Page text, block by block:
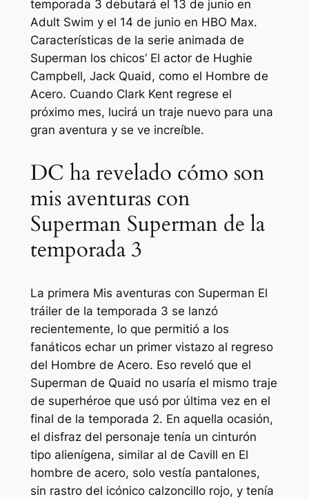
temporada 3 debutará el 13 de junio en
Adult Swim y el 14 de junio en HBO Max.
Características de la serie animada de
Superman los chicos‘ El actor de Hughie
Campbell, Jack Quaid, como el Hombre de
Acero. Cuando Clark Kent regrese el
próximo mes, lucirá un traje nuevo para una
gran aventura y se ve increíble.
DC ha revelado cómo son
mis aventuras con
Superman Superman de la
temporada 3
La primera Mis aventuras con Superman El
tráiler de la temporada 3 se lanzó
recientemente, lo que permitió a los
fanáticos echar un primer vistazo al regreso
del Hombre de Acero. Eso reveló que el
Superman de Quaid no usaría el mismo traje
de superhéroe que usó por última vez en el
final de la temporada 2. En aquella ocasión,
el disfraz del personaje tenía un cinturón
tipo alienígena, similar al de Cavill en El
hombre de acero, solo vestía pantalones,
sin rastro del icónico calzoncillo rojo, y tenía